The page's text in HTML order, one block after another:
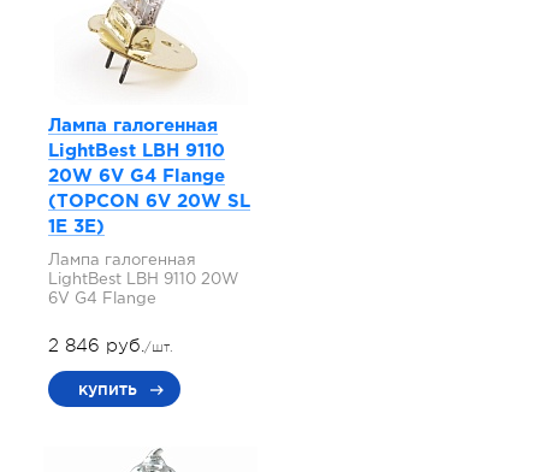
Лампа галогенная
LightBest LBH 9110
20W 6V G4 Flange
(TOPCON 6V 20W SL
1E 3E)
Лампа галогенная
LightBest LBH 9110 20W
6V G4 Flange
2 846 руб./шт.
купить